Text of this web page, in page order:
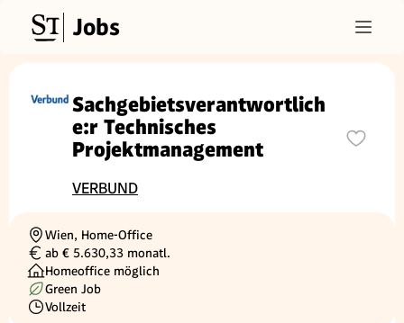
Jobs
Sachgebietsverantwortlich
e:r Technisches
Projektmanagement
VERBUND
Ortschaft
Wien, Home-Office
Gehalt
ab € 5.630,33 monatl.
Homeoffice möglich
Green Job
Beschäftigungsart
Vollzeit